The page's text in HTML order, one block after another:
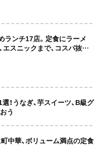
ランチ17店。定食にラーメ
エスニックまで、コスパ抜群
も網羅してご紹介！
！うなぎ、芋スイーツ、B級グ
う
中華、ボリューム満点の定食